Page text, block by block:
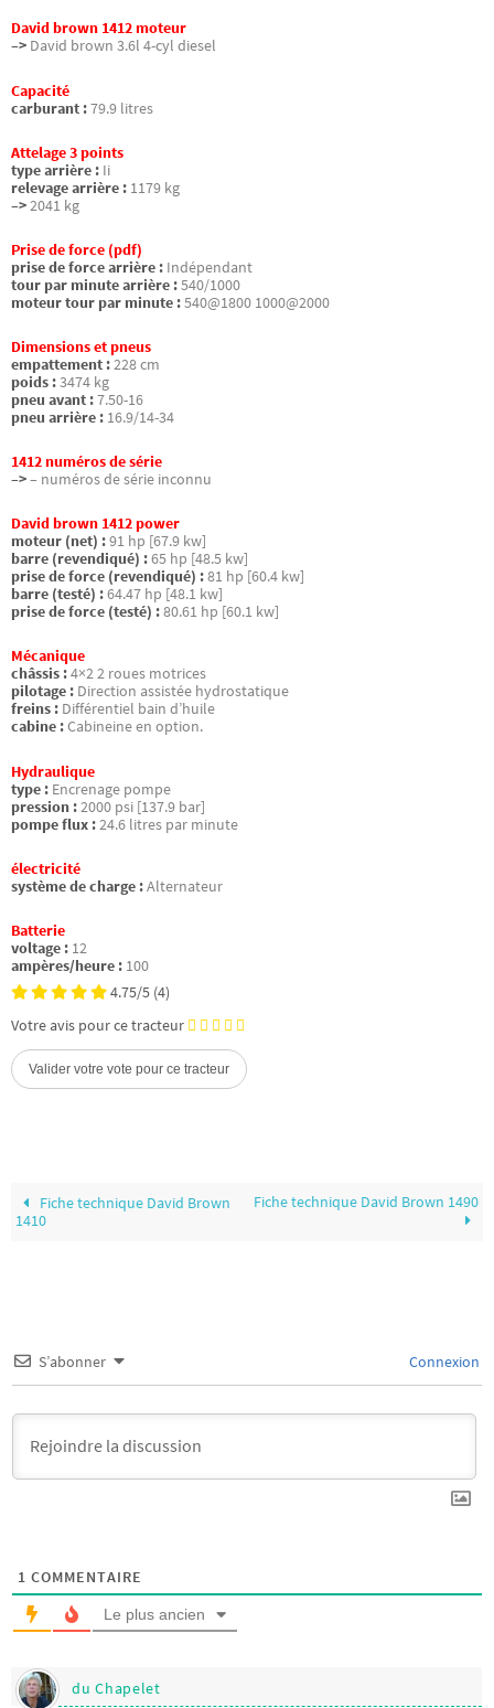
David brown 1412 moteur
–> David brown 3.6l 4-cyl diesel
Capacité
carburant :79.9 litres
Attelage 3 points
type arrière : Ii
relevage arrière : 1179 kg
–>2041 kg
Prise de force (pdf)
prise de force arrière : Indépendant
tour par minute arrière :540/1000
moteur tour par minute :540@1800 1000@2000
Dimensions et pneus
empattement :228 cm
poids :3474 kg
pneu avant :7.50-16
pneu arrière : 16.9/14-34
1412 numéros de série
–>– numéros de série inconnu
David brown 1412 power
moteur (net) :91 hp [67.9 kw]
barre (revendiqué) :65 hp [48.5 kw]
prise de force (revendiqué) :81 hp [60.4 kw]
barre (testé) :64.47 hp [48.1 kw]
prise de force (testé) :80.61 hp [60.1 kw]
Mécanique
châssis :4×2 2 roues motrices
pilotage : Direction assistée hydrostatique
freins : Différentiel bain d’huile
cabine :Cabineine en option.
Hydraulique
type : Encrenage pompe
pression :2000 psi [137.9 bar]
pompe flux :24.6 litres par minute
électricité
système de charge :Alternateur
Batterie
voltage : 12
ampères/heure : 100
4.75/5 (4)
Votre avis pour ce tracteur
Fiche technique David Brown
1410
Fiche technique David Brown 1490
S’abonner Connexion
1 COMMENTAIRE
Le plus ancien
du Chapelet